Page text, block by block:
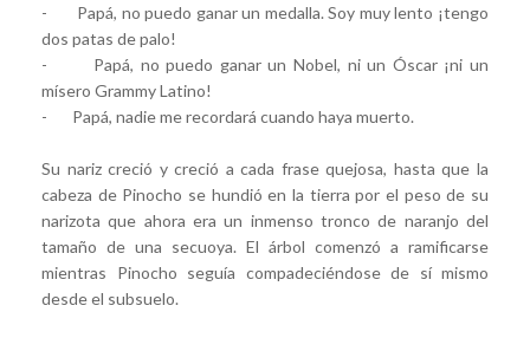
- Papá, no puedo ganar un medalla. Soy muy lento ¡tengo
dos patas de palo!
- Papá, no puedo ganar un Nobel, ni un Óscar ¡ni un
mísero Grammy Latino!
- Papá, nadie me recordará cuando haya muerto.
Su nariz creció y creció a cada frase quejosa, hasta que la
cabeza de Pinocho se hundió en la tierra por el peso de su
narizota que ahora era un inmenso tronco de naranjo del
tamaño de una secuoya. El árbol comenzó a ramificarse
mientras Pinocho seguía compadeciéndose de sí mismo
desde el subsuelo.